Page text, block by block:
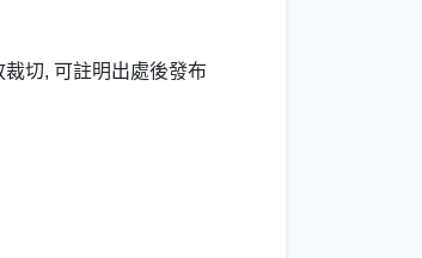
切, 可註明出處後發布